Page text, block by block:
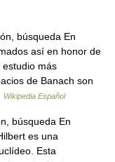
búsqueda En
así en honor de
más
de Banach son
Wikipedia Español
búsqueda En
es una
Esta